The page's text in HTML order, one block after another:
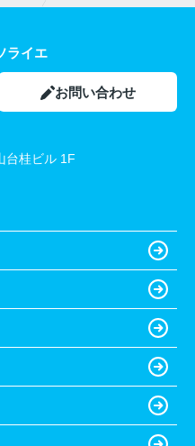
ライエ
お問い合わせ
台桂ビル 1F